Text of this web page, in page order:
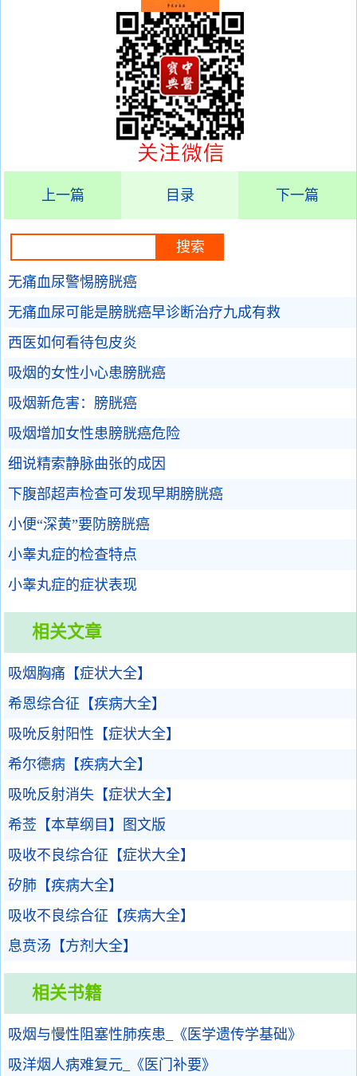
上一篇 目录 下一篇
无痛血尿警惕膀胱癌
无痛血尿可能是膀胱癌早诊断治疗九成有救
西医如何看待包皮炎
吸烟的女性小心患膀胱癌
吸烟新危害：膀胱癌
吸烟增加女性患膀胱癌危险
细说精索静脉曲张的成因
下腹部超声检查可发现早期膀胱癌
小便“深黄”要防膀胱癌
小睾丸症的检查特点
小睾丸症的症状表现
相关文章
吸烟胸痛【症状大全】
希恩综合征【疾病大全】
吸吮反射阳性【症状大全】
希尔德病【疾病大全】
吸吮反射消失【症状大全】
希莶【本草纲目】图文版
吸收不良综合征【症状大全】
矽肺【疾病大全】
吸收不良综合征【疾病大全】
息贲汤【方剂大全】
相关书籍
吸烟与慢性阻塞性肺疾患_《医学遗传学基础》
吸洋烟人病难复元_《医门补要》